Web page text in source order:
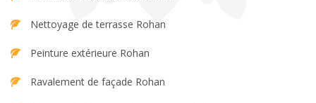
Nettoyage de terrasse Rohan
Peinture extérieure Rohan
Ravalement de façade Rohan